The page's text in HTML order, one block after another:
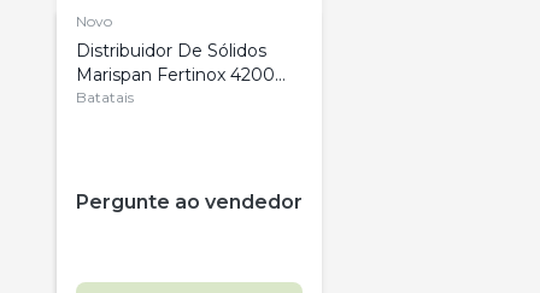
Novo
Distribuidor De Sólidos
Marispan Fertinox 4200
Citrus
Batatais
Pergunte ao vendedor